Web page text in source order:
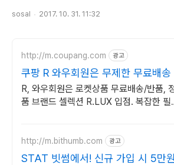
sosal 2017. 10. 31. 11:32
http://m.coupang.com 광고
쿠팡 R 와우회원은 무제한 무료배송
R, 와우회원은 로켓상품 무료배송/반품,
품 브랜드 셀렉션 R.LUX 입점. 복잡한 필
http://m.bithumb.com 광고
STAT 빗썸에서! 신규 가입 시 5만원